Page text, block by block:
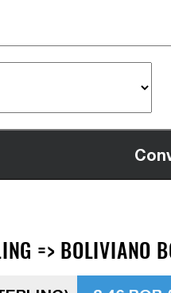
=> BOLIVIANO